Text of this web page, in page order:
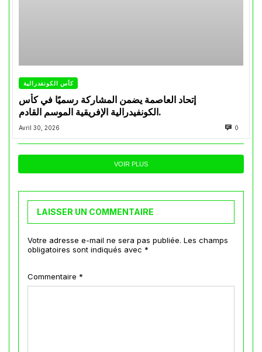
كأس الكونفدرالية
إتحاد العاصمة يضمن المشاركة رسميًا في كأس
الكونفيدرالية الإفريقية الموسم القادم.
Avril 30, 2026 0
VOIR PLUS
LAISSER UN COMMENTAIRE
Votre adresse e-mail ne sera pas publiée. Les champs
obligatoires sont indiqués avec *
Commentaire *